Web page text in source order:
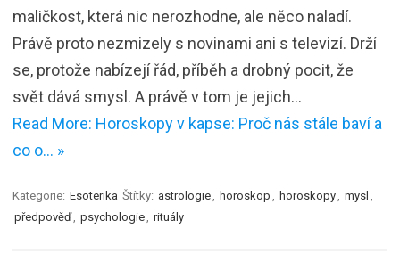
maličkost, která nic nerozhodne, ale něco naladí.
Právě proto nezmizely s novinami ani s televizí. Drží
se, protože nabízejí řád, příběh a drobný pocit, že
svět dává smysl. A právě v tom je jejich…
Read More: Horoskopy v kapse: Proč nás stále baví a
co o… »
Kategorie: Esoterika Štítky: astrologie horoskop horoskopy mysl
předpověď
psychologie rituály